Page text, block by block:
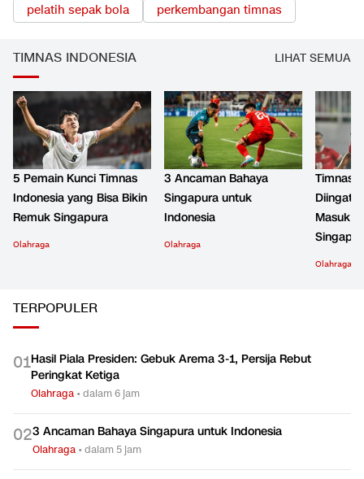
pelatih sepak bola
perkembangan timnas
TIMNAS INDONESIA LIHAT SEMUA
5 Pemain Kunci Timnas
Indonesia yang Bisa Bikin
Remuk Singapura
Olahraga
3 Ancaman Bahaya
Singapura untuk
Indonesia
Olahraga
Timnas
Masuk
Olahraga
TERPOPULER
01Hasil Piala Presiden: Gebuk Arema 3-1, Persija Rebut
Peringkat Ketiga
Olahraga •dalam 6 jam
023 Ancaman Bahaya Singapura untuk Indonesia
Olahraga •dalam 5 jam